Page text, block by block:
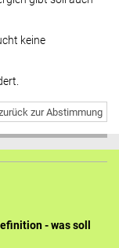
keine
zur Abstimmung
- was soll